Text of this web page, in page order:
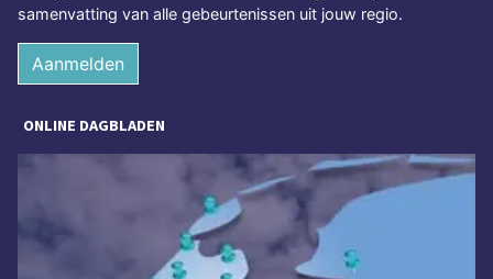
samenvatting van alle gebeurtenissen uit jouw regio.
Aanmelden
ONLINE DAGBLADEN